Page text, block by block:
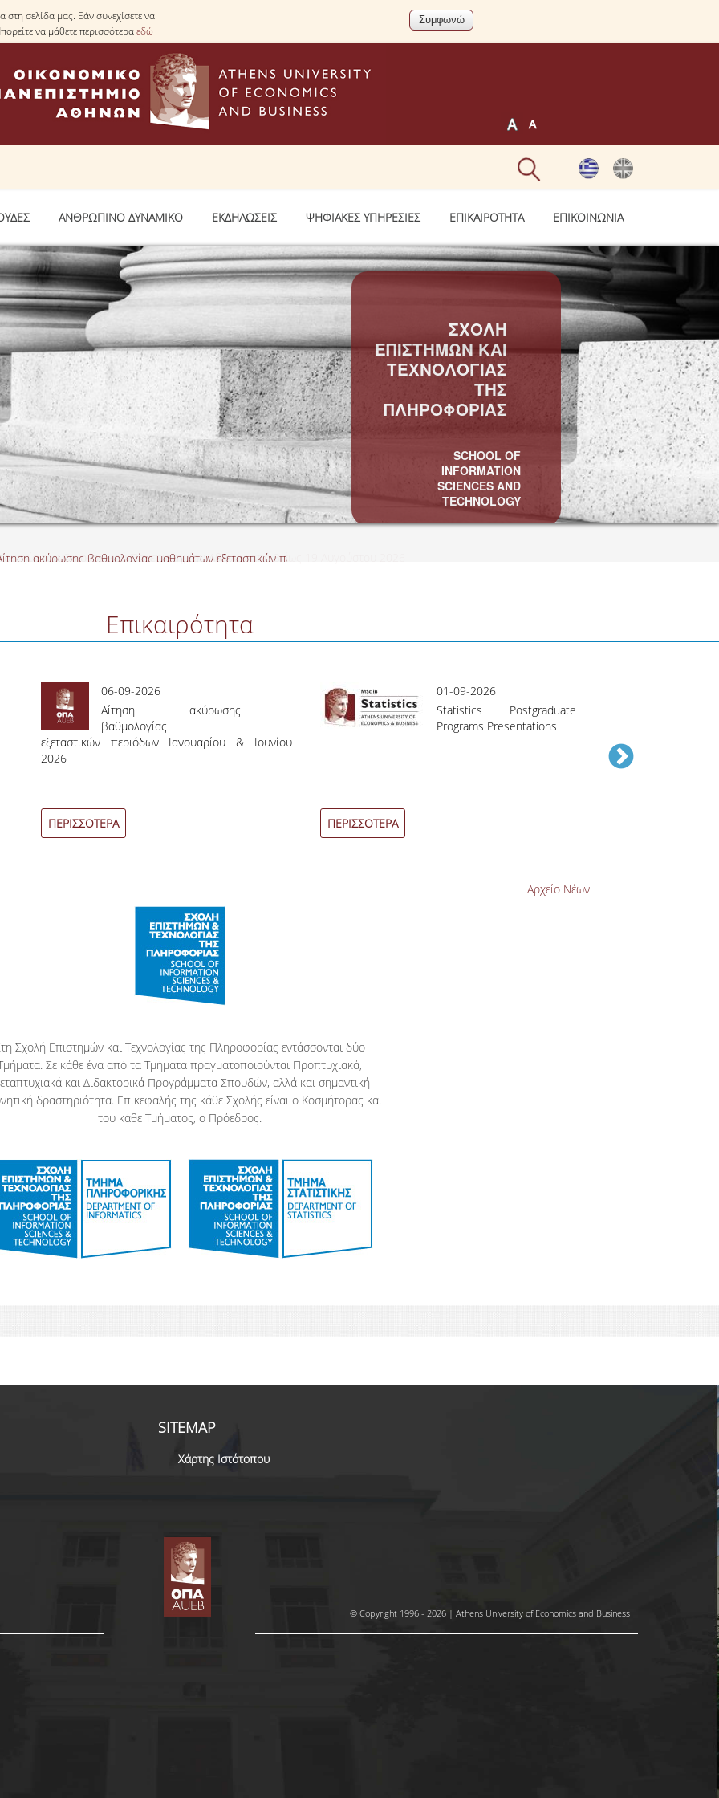
σελίδα μας. Εάν συνεχίσετε να
να μάθετε περισσότεραεδώ
ΑΝΘΡΩΠΙΝΟ ΔΥΝΑΜΙΚΟ ΕΚΔΗΛΩΣΕΙΣ ΨΗΦΙΑΚΕΣ ΥΠΗΡΕΣΙΕΣ ΕΠΙΚΑΙΡΟΤΗΤΑ ΕΠΙΚΟΙΝΩΝΙΑ
ΣΧΟΛΗ
ΕΠΙΣΤΗΜΩΝ ΚΑΙ
ΤΕΧΝΟΛΟΓΙΑΣ
ΤΗΣ
ΠΛΗΡΟΦΟΡΙΑΣ
SCHOOL OF
INFORMATION
SCIENCES AND
TECHNOLOGY
ακύρωσης βαθμολογίας μαθημάτων εξεταστικών περιόδων Ιανουαρίου &amp; Ιουνίου 2026
Επικαιρότητα
06-09-2026
Αίτηση ακύρωσης
βαθμολογίας
εξεταστικών περιόδων Ιανουαρίου & Ιουνίου
2026
ΠΕΡΙΣΣΟΤΕΡΑ
01-09-2026
Statistics Postgraduate
Programs Presentations
ΠΕΡΙΣΣΟΤΕΡΑ
Αρχείο Νέων
Σχολή Επιστημών και Τεχνολογίας της Πληροφορίας εντάσσονται δύο
Σε κάθε ένα από τα Τμήματα πραγματοποιούνται Προπτυχιακά,
και Διδακτορικά Προγράμματα Σπουδών, αλλά και σημαντική
δραστηριότητα. Επικεφαλής της κάθε Σχολής είναι ο Κοσμήτορας και
του κάθε Τμήματος, ο Πρόεδρος.
SITEMAP
Χάρτης Ιστότοπου
© Copyright 1996 - 2026 | Athens University of Economics and Business